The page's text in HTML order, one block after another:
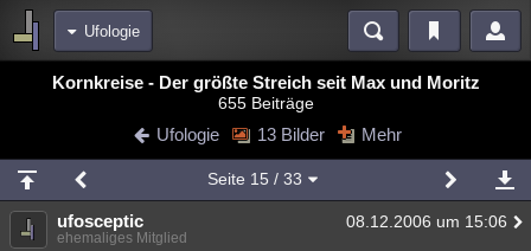
Ufologie
Bereiche
Blogs Videos
Chat Wiki Neuigkeiten
meine Rubriken
Menschen Wissenschaft Mystery Kriminalfälle
Kornkreise - Der größte Streich seit Max und Moritz
655 Beiträge
Ufologie 13 Bilder Mehr
Seite 15 / 33
ufosceptic 08.12.2006 um 15:06
ehemaliges Mitglied